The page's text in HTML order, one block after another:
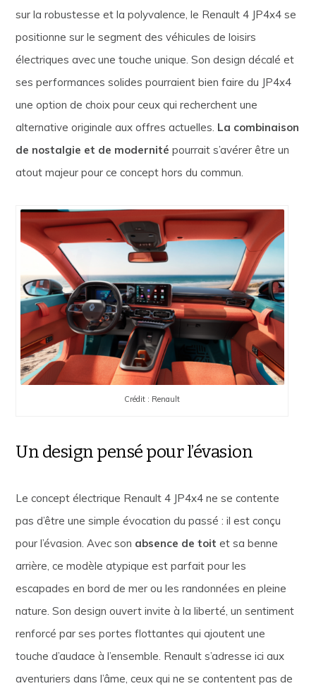
sur la robustesse et la polyvalence, le Renault 4 JP4x4 se
positionne sur le segment des véhicules de loisirs
électriques avec une touche unique. Son design décalé et
ses performances solides pourraient bien faire du JP4x4
une option de choix pour ceux qui recherchent une
alternative originale aux offres actuelles. La combinaison
de nostalgie et de modernité pourrait s’avérer être un
atout majeur pour ce concept hors du commun.
Crédit : Renault
Un design pensé pour l’évasion
Le concept électrique Renault 4 JP4x4 ne se contente
pas d’être une simple évocation du passé : il est conçu
pour l’évasion. Avec son absence de toit et sa benne
arrière, ce modèle atypique est parfait pour les
escapades en bord de mer ou les randonnées en pleine
nature. Son design ouvert invite à la liberté, un sentiment
renforcé par ses portes flottantes qui ajoutent une
touche d’audace à l’ensemble. Renault s’adresse ici aux
aventuriers dans l’âme, ceux qui ne se contentent pas de